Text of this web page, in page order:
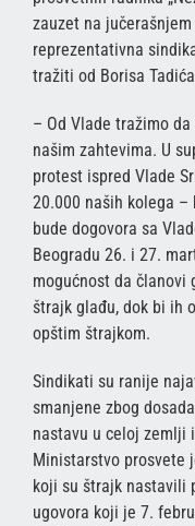
zauzet na
reprezentativna
tražiti od Borisa
– Od Vlade tražimo
našim zahtevima. U
protest ispred Vlade
20.000 naših kolega –
bude dogovora sa
Beogradu 26. i 27.
mogućnost da članovi
štrajk glađu, dok bi ih
opštim štrajkom.
Sindikati su ranije
smanjene zbog
nastavu u celoj zemlji
Ministarstvo prosvete
koji su štrajk nastavili
ugovora koji je 7.